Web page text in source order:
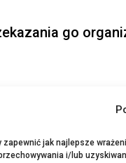
zapewnić jak najlepsze
i/lub
go